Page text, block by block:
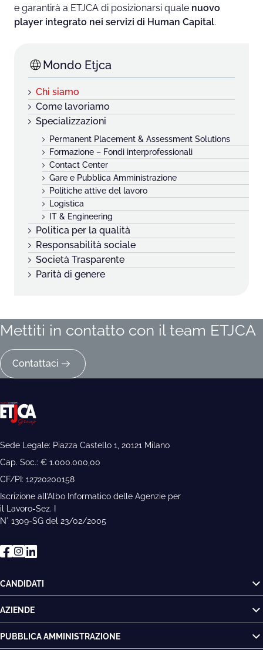
e garantirà a ETJCA di posizionarsi quale nuovo
player integrato nei servizi di Human Capital.
Mondo Etjca
Chi siamo
Come lavoriamo
Specializzazioni
Permanent Placement & Assessment Solutions
Formazione – Fondi interprofessionali
Contact Center
Gare e Pubblica Amministrazione
Politiche attive del lavoro
Logistica
IT & Engineering
Politica per la qualità
Responsabilità sociale
Società Trasparente
Parità di genere
Mettiti in contatto con il team ETJCA
Contattaci
Sede Legale: Piazza Castello 1, 20121 Milano
Cap. Soc.: € 1.000.000,00
CF/PI: 12720200158
Iscrizione all’Albo Informatico delle Agenzie per
il Lavoro-Sez. I
N° 1309-SG del 23/02/2005
CANDIDATI
AZIENDE
PUBBLICA AMMINISTRAZIONE